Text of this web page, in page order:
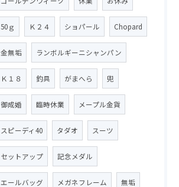
50ｇ Ｋ２４ ショパール Chopard
金無垢 ランボルギーニシャンパン
Ｋ１８ 釣具 がまへら 兜
御成婚 臨時休業 メープル金貨
スピーディ40 タダオ スーツ
セットアップ 記念メダル
エールバッグ メガネフレーム 無垢